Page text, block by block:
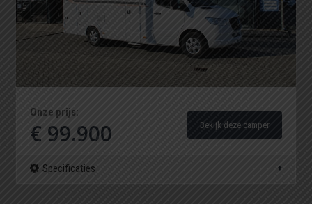
Onze prijs:
€ 99.900 Bekijk deze camper
Specificaties